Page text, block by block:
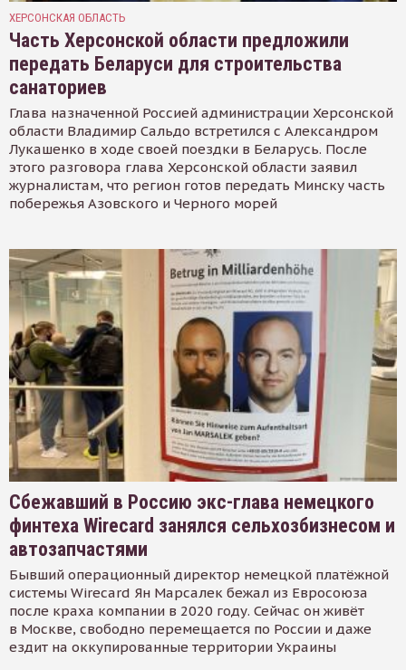
ХЕРСОНСКАЯ ОБЛАСТЬ
Часть Херсонской области предложили
передать Беларуси для строительства
санаториев
Глава назначенной Россией администрации Херсонской
области Владимир Сальдо встретился с Александром
Лукашенко в ходе своей поездки в Беларусь. После
этого разговора глава Херсонской области заявил
журналистам, что регион готов передать Минску часть
побережья Азовского и Черного морей
Сбежавший в Россию экс-глава немецкого
финтеха Wirecard занялся сельхозбизнесом и
автозапчастями
Бывший операционный директор немецкой платёжной
системы Wirecard Ян Марсалек бежал из Евросоюза
после краха компании в 2020 году. Сейчас он живёт
в Москве, свободно перемещается по России и даже
ездит на оккупированные территории Украины